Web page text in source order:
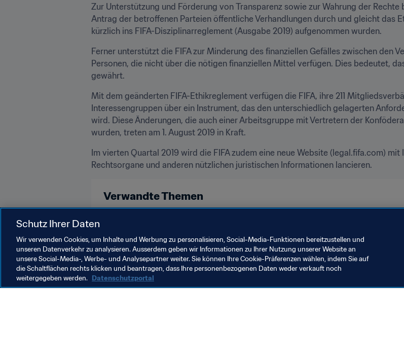
Zur Unterstützung und Förderung von Transparenz sowie zur Wahrung der
Antrag der betroffenen Parteien öffentliche Verhandlungen durch und gleicht das
kürzlich ins FIFA-Disziplinarreglement (Ausgabe 2019) aufgenommen wurden.
Ferner unterstützt die FIFA zur Minderung des finanziellen Gefälles zwischen den
Personen, die nicht über die nötigen finanziellen Mittel verfügen. Dies bedeutet,
gewährt.
Mit dem geänderten FIFA-Ethikreglement verfügen die FIFA, ihre 211
Interessengruppen über ein Instrument, das den unterschiedlich gelagerten
wird. Diese Änderungen, die auch einer Arbeitsgruppe mit Vertretern der
wurden, treten am 1. August 2019 in Kraft.
Im vierten Quartal 2019 wird die FIFA zudem eine neue Website (legal.fifa.com)
Rechtsorgane und anderen nützlichen juristischen Informationen lancieren.
Verwandte Themen
Schutz Ihrer Daten
Wir verwenden Cookies, um Inhalte und Werbung zu personalisieren, Social-Media-Funktionen bereitzustellen und
unseren Datenverkehr zu analysieren. Ausserdem geben wir Informationen zu Ihrer Nutzung unserer Website an
unsere Social-Media-, Werbe- und Analysepartner weiter. Sie können Ihre Cookie-Präferenzen wählen, indem Sie auf
die Schaltflächen rechts klicken und beantragen, dass Ihre personenbezogenen Daten weder verkauft noch
weitergegeben werden. Datenschutzportal